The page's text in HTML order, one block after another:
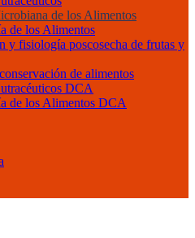
de los Alimentos
de los Alimentos
y fisiología poscosecha de frutas y
de alimentos
DCA
de los Alimentos DCA